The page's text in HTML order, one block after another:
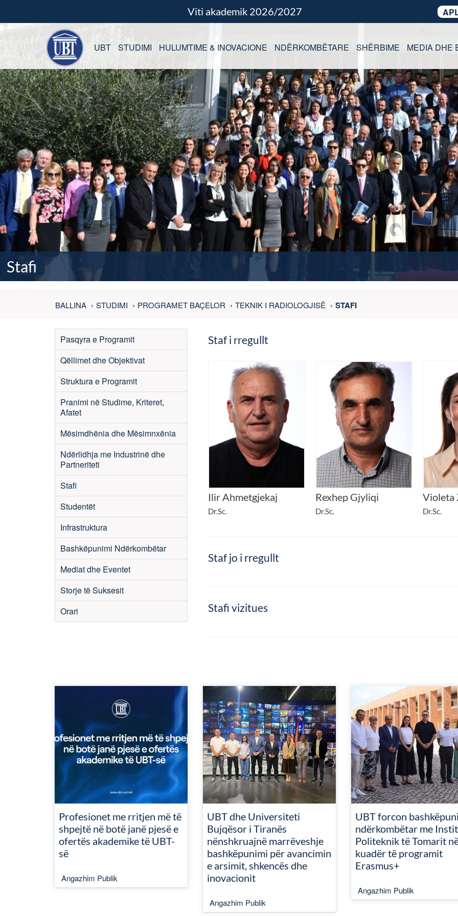
Viti akademik 2026/2027
UBT STUDIMI HULUMTIME & INOVACIONE NDËRKOMBËTARE SHËRBIME MEDIA DHE
Stafi
BALLINA STUDIMI PROGRAMET BAÇELOR TEKNIK I RADIOLOGJISË STAFI
Pasqyra e Programit
Qëllimet dhe Objektivat
Struktura e Programit
Pranimi në Studime, Kriteret,
Afatet
Mësimdhënia dhe Mësimnxënia
Ndërlidhja me Industrinë dhe
Partneriteti
Stafi
Studentët
Infrastruktura
Bashkëpunimi Ndërkombëtar
Mediat dhe Eventet
Storje të Suksesit
Orari
Staf i rregullt
Ilir Ahmetgjekaj
Dr.Sc.
Rexhep Gjyliqi
Dr.Sc.
Violeta
Dr.Sc.
Staf jo i rregullt
Stafi vizitues
Profesionet me rritjen më të
shpejtë në botë janë pjesë e
ofertës akademike të UBT-
së
Angazhim Publik
UBT dhe Universiteti
Bujqësor i Tiranës
nënshkruajnë marrëveshje
bashkëpunimi për avancimin
e arsimit, shkencës dhe
inovacionit
Angazhim Publik
UBT forcon
ndërkombëtar me
Politeknik të Tomarit
kuadër të programit
Erasmus+
Angazhim Publik